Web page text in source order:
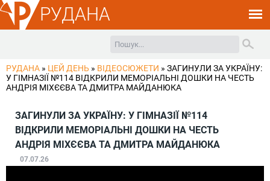
РУДАНА
РУДАНА » ЦЕЙ ДЕНЬ » ВІДЕОСЮЖЕТИ » ЗАГИНУЛИ ЗА УКРАЇНУ:
У ГІМНАЗІЇ №114 ВІДКРИЛИ МЕМОРІАЛЬНІ ДОШКИ НА ЧЕСТЬ
АНДРІЯ МІХЄЄВА ТА ДМИТРА МАЙДАНЮКА
ЗАГИНУЛИ ЗА УКРАЇНУ: У ГІМНАЗІЇ №114
ВІДКРИЛИ МЕМОРІАЛЬНІ ДОШКИ НА ЧЕСТЬ
АНДРІЯ МІХЄЄВА ТА ДМИТРА МАЙДАНЮКА
07.07.26